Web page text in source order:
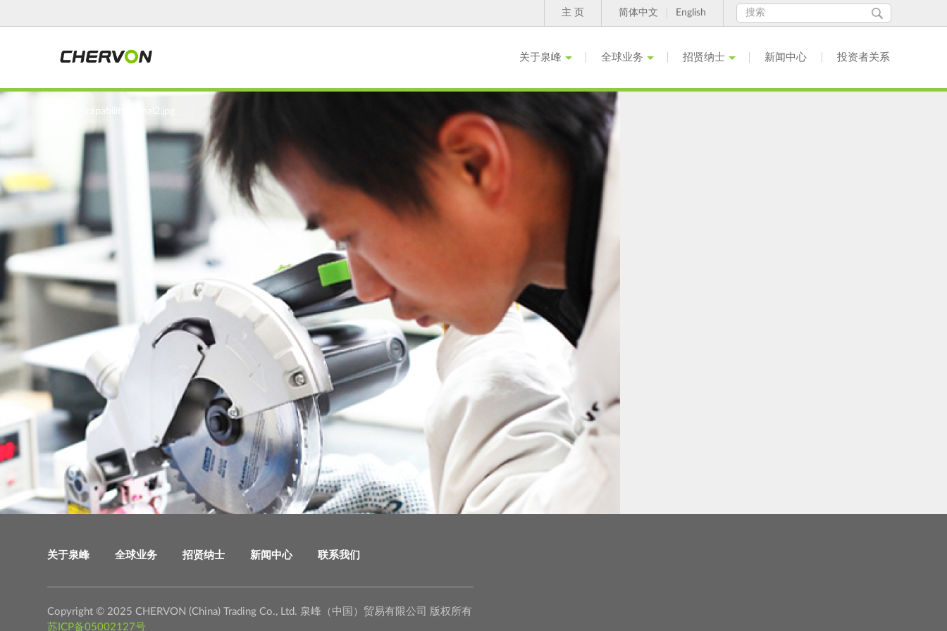
简体中文 English
主 页
关于泉峰 全球业务 招贤纳士 新闻中心 投资者关系
Search
搜
索
here
capabilities final2.jpg
关于泉峰 全球业务 招贤纳士 新闻中心 联系我们
Copyright © 2025 CHERVON (China) Trading Co., Ltd. 泉峰（中国）贸易有限公司 版权所有
苏ICP备05002127号